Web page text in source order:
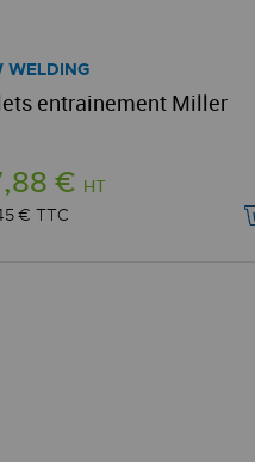
WELDING
entrainement Miller
€ HT
€ TTC